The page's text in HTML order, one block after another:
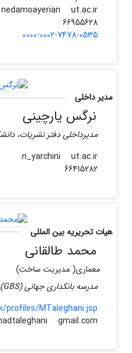
nedamoayerian
ut.ac.ir
66955628
0000-0002-7478-0535
مدیر داخلی
نرگس یارچینی
مدیرداخلی دفتر نشریات،
n_yarchini
ut.ac.ir
66415282
هیات تحریریه بین المللی
محمد طالقانی
معماری( مدیریت ساخت)
مدرسه بانکداری جهانی (GBS) Global Banking School (GBS).
profiles/MTaleghani.jsp
gmail.com